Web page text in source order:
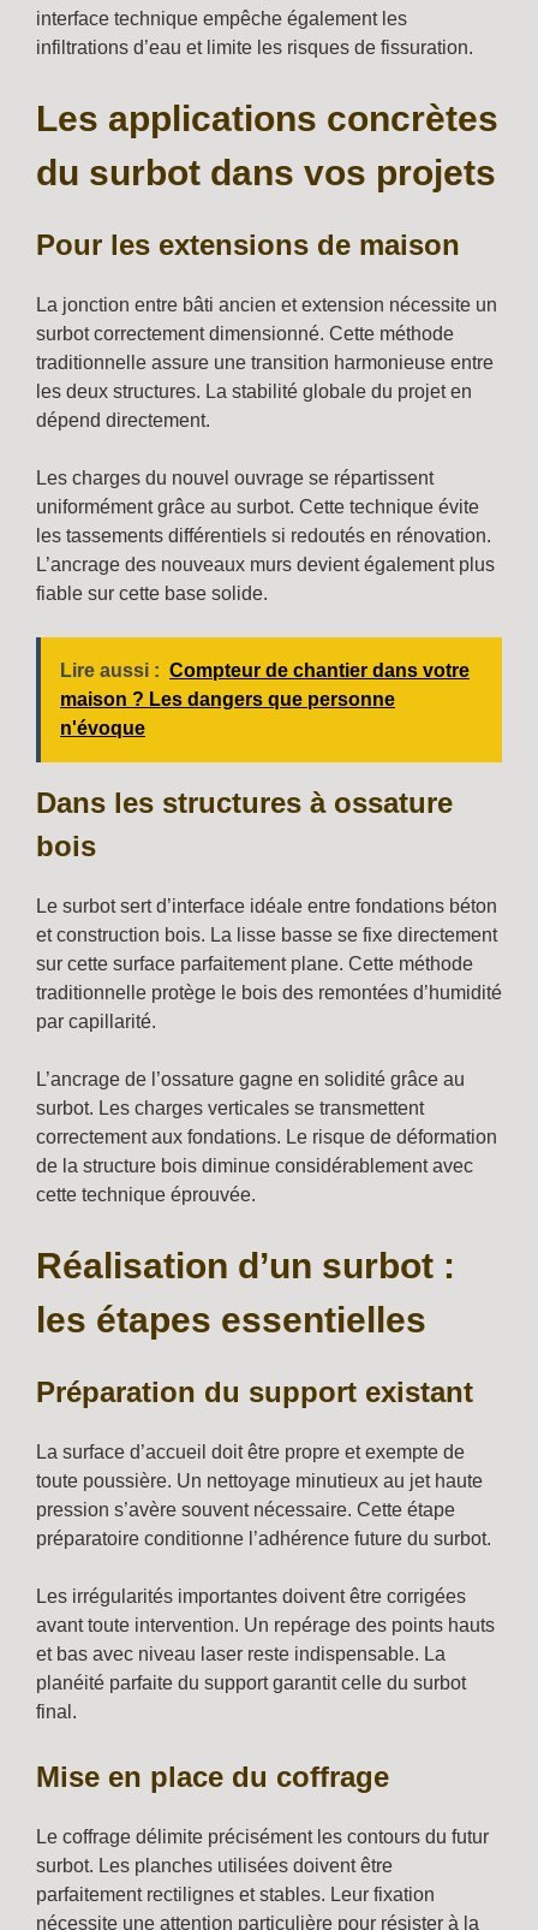
interface technique empêche également les
infiltrations d’eau et limite les risques de fissuration.
Les applications concrètes
du surbot dans vos projets
Pour les extensions de maison
La jonction entre bâti ancien et extension nécessite un
surbot correctement dimensionné. Cette méthode
traditionnelle assure une transition harmonieuse entre
les deux structures. La stabilité globale du projet en
dépend directement.
Les charges du nouvel ouvrage se répartissent
uniformément grâce au surbot. Cette technique évite
les tassements différentiels si redoutés en rénovation.
L’ancrage des nouveaux murs devient également plus
fiable sur cette base solide.
Lire aussi : Compteur de chantier dans votre
maison ? Les dangers que personne
n'évoque
Dans les structures à ossature
bois
Le surbot sert d’interface idéale entre fondations béton
et construction bois. La lisse basse se fixe directement
sur cette surface parfaitement plane. Cette méthode
traditionnelle protège le bois des remontées d’humidité
par capillarité.
L’ancrage de l’ossature gagne en solidité grâce au
surbot. Les charges verticales se transmettent
correctement aux fondations. Le risque de déformation
de la structure bois diminue considérablement avec
cette technique éprouvée.
Réalisation d’un surbot :
les étapes essentielles
Préparation du support existant
La surface d’accueil doit être propre et exempte de
toute poussière. Un nettoyage minutieux au jet haute
pression s’avère souvent nécessaire. Cette étape
préparatoire conditionne l’adhérence future du surbot.
Les irrégularités importantes doivent être corrigées
avant toute intervention. Un repérage des points hauts
et bas avec niveau laser reste indispensable. La
planéité parfaite du support garantit celle du surbot
final.
Mise en place du coffrage
Le coffrage délimite précisément les contours du futur
surbot. Les planches utilisées doivent être
parfaitement rectilignes et stables. Leur fixation
nécessite une attention particulière pour résister à la